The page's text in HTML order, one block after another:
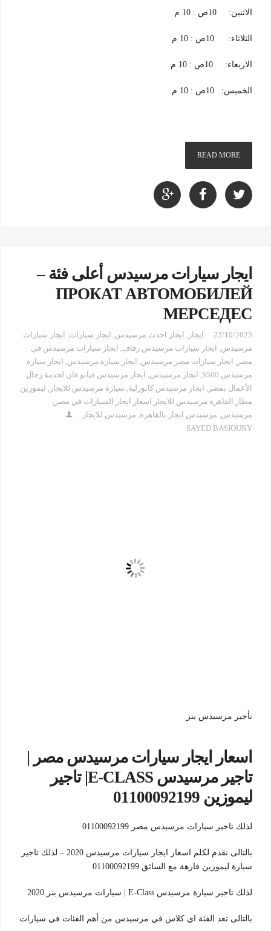
الاثنين: 10ص : 10 م
الثلاثاء: 10ص : 10 م
الاربعاء: 10ص : 10 م
الخميس: 10ص : 10 م
READ MORE
ايجار سيارات مرسيدس أعلى فئة –
ПРОКАТ АВТОМОБИЛЕЙ
МЕРСЕДЕС
22/10/2023 ايجار , ايجار احدث مرسيدس, ايجار سيارات, ايجار سيارات
مرسيدس, ايجار سيارات مرسيدس زفاف, ايجار سيارات مرسيدس في
مصر , ايجار سيارات مصر مرسيدس, ايجار سيارة مرسيدس, ايجار سيارة
مرسيدس S500
, ايجار مرسيدس, ايجار مرسيدس فيانو فان لخدمة رجال
الأعمال بمصر , ايجار مرسيدس كابورلية, سيارة مرسيدس للايجار , ليموزين
مطار القاهرة مرسيدس للايجار اسعار ايجار السيارات في مصر ,
مرسيدس, مرسيدس ايجار بالقاهرة, مرسيدس للايجار
SAYED BASIOUNY
تأجير مرسيدس بنز
اسعار ايجار سيارات مرسيدس مصر |
تاجير مرسيدس E-CLASS| تاجير
ليموزين 01100092199
لذلك تاجير سيارات مرسيدس مصر 01100092199
بالتالى نقدم لكلم اسعار ايجار سيارات مرسيدس 2020 – لذلك تاجير
سيارة ليموزين فارهة مع السائق 01100092199
لذلك تاجير سيارة مرسيدس E-Class | سيارات مرسيدس بنز 2020
بالتالى تعد الفئة اي كلاس في مرسيدس من أهم الفئات في سيارات